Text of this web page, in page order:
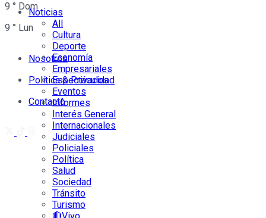
9 ° Dom
9 ° Lun
Nosotros
Política & Privacidad
Contacto
Noticias
All
Cultura
Deporte
Economía
Empresariales
Espectáculos
Eventos
Informes
Interés General
Internacionales
Judiciales
Policiales
Política
Salud
Sociedad
Tránsito
Turismo